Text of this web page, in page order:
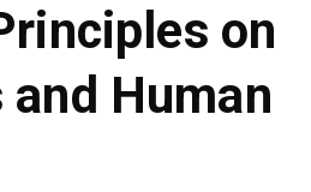
on
and Human